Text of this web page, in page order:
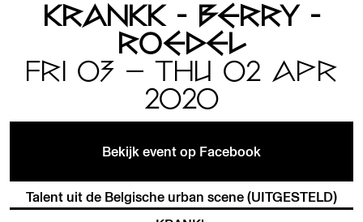
KRANKK - BERRY -
ROEDEL
FRI 03 — THU 02 APR
2020
Bekijk event op Facebook
Talent uit de Belgische urban scene (UITGESTELD)